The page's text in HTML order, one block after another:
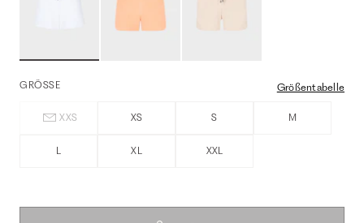
GRÖSSE Größentabelle
XXS XS S M
L XL XXL